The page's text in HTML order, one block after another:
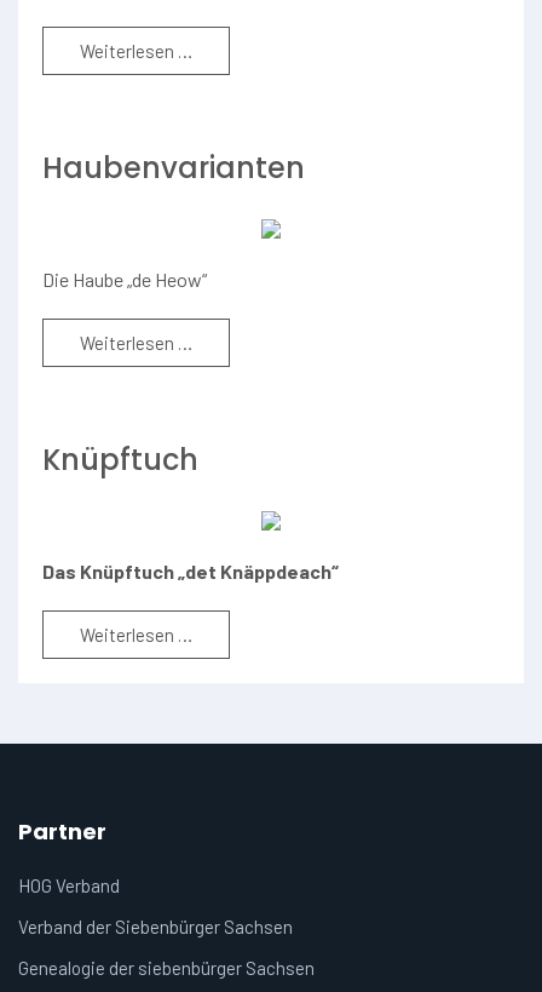
Weiterlesen …
Haubenvarianten
Die Haube „de Heow“
Weiterlesen …
Knüpftuch
Das Knüpftuch „det Knäppdeach“
Weiterlesen …
Partner
HOG Verband
Verband der Siebenbürger Sachsen
Genealogie der siebenbürger Sachsen